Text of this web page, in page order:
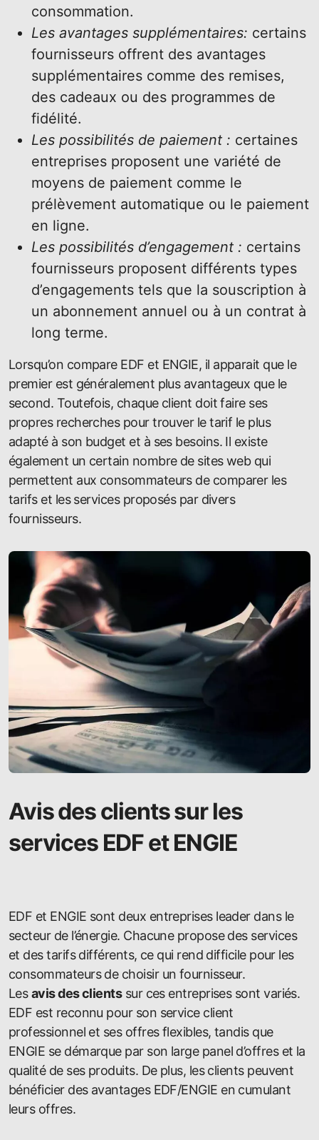
consommation.
Les avantages supplémentaires: certains
fournisseurs offrent des avantages
supplémentaires comme des remises,
des cadeaux ou des programmes de
fidélité.
Les possibilités de paiement : certaines
entreprises proposent une variété de
moyens de paiement comme le
prélèvement automatique ou le paiement
en ligne.
Les possibilités d’engagement : certains
fournisseurs proposent différents types
d’engagements tels que la souscription à
un abonnement annuel ou à un contrat à
long terme.
Lorsqu’on compare EDF et ENGIE, il apparait que le
premier est généralement plus avantageux que le
second. Toutefois, chaque client doit faire ses
propres recherches pour trouver le tarif le plus
adapté à son budget et à ses besoins. Il existe
également un certain nombre de sites web qui
permettent aux consommateurs de comparer les
tarifs et les services proposés par divers
fournisseurs.
Avis des clients sur les
services EDF et ENGIE
EDF et ENGIE sont deux entreprises leader dans le
secteur de l’énergie. Chacune propose des services
et des tarifs différents, ce qui rend difficile pour les
consommateurs de choisir un fournisseur.
Lesavis des clientssur ces entreprises sont variés.
EDF est reconnu pour son service client
professionnel et ses offres flexibles, tandis que
ENGIE se démarque par son large panel d’offres et la
qualité de ses produits. De plus, les clients peuvent
bénéficier des avantages EDF/ENGIE en cumulant
leurs offres.